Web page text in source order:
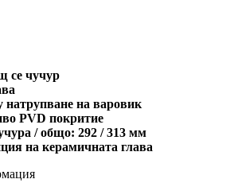
се чучур
натрупване на варовик
PVD покритие
/ общо: 292 / 313 мм
на керамичната глава